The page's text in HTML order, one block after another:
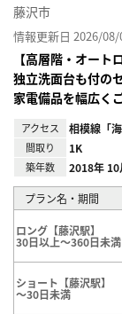
藤沢市
情報更新日 2026/08/
【高層階・オー
独立洗面台も付の
家電備品を幅広く
アクセス 相模線「海
間取り 1K
築年数 2018年 10
プラン名・期間
ロング【藤沢駅】
30日以上～360日未満
ショート【藤沢駅】
～30日未満